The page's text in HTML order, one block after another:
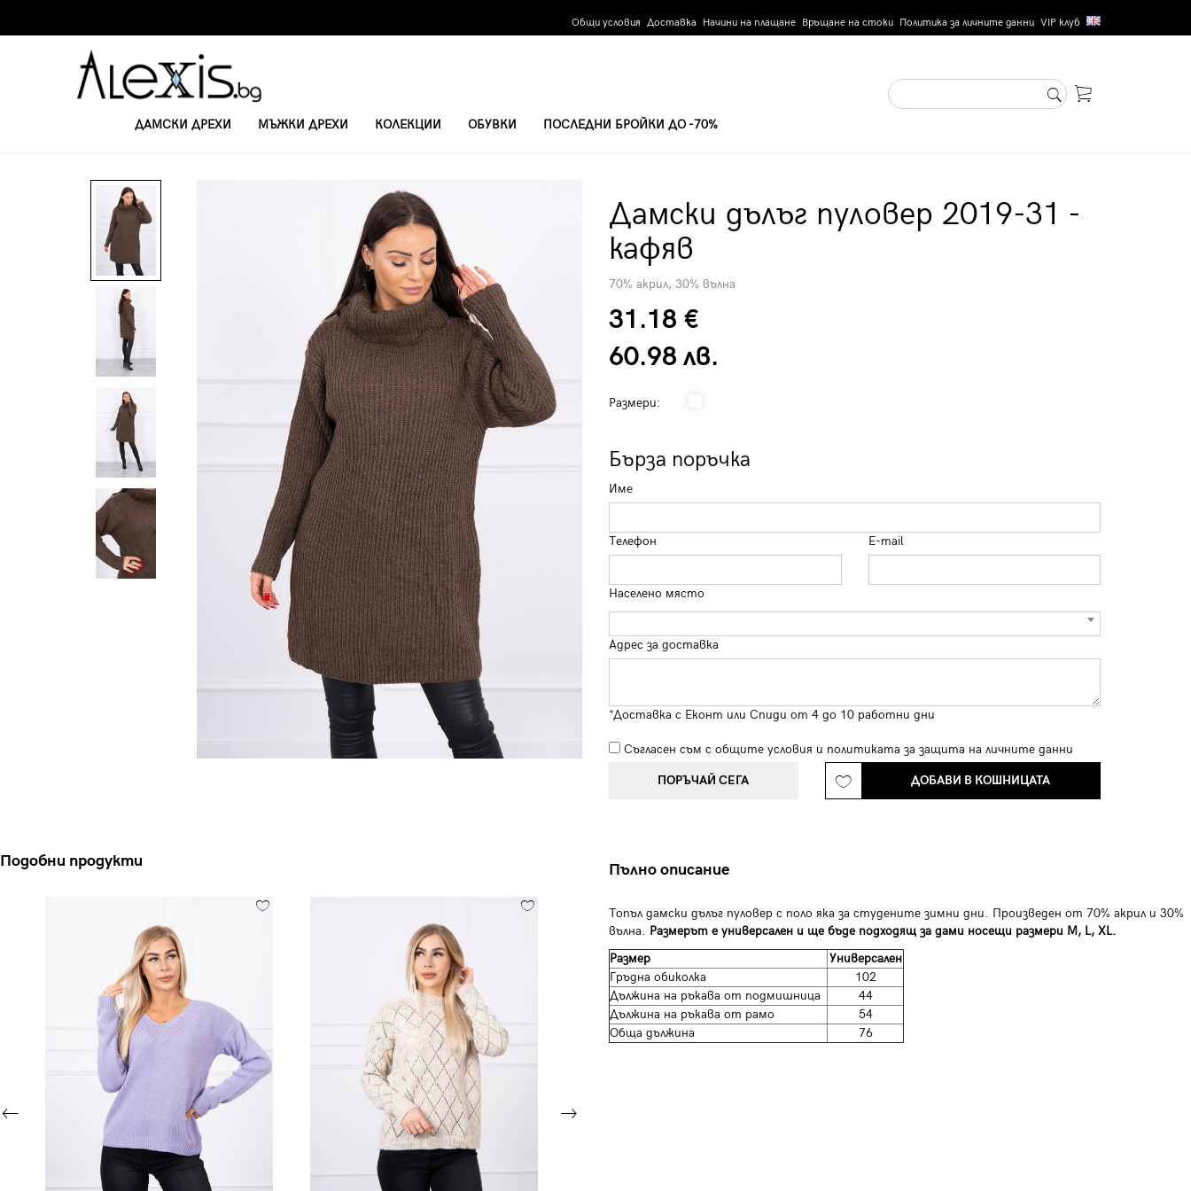
Общи условия Доставка Начини на плащане Връщане на стоки Политика за личните данни VIP клуб
ДАМСКИ ДРЕХИ МЪЖКИ ДРЕХИ КОЛЕКЦИИ ОБУВКИ ПОСЛЕДНИ БРОЙКИ ДО -70%
Дамски дълъг пуловер 2019-31 -
кафяв
70% акрил, 30% вълна
31.18 €
60.98 лв.
Размери:
Бърза поръчка
Име
Телефон E-mail
Населено място
Адрес за доставка
*Доставка с Еконт или Спиди от 4 до 10 работни дни
Съгласен съм с общите условия и политиката за защита на личните данни
ПОРЪЧАЙ СЕГА ДОБАВИ В КОШНИЦАТА
Подобни продукти Пълно описание
Топъл дамски дълъг пуловер с поло яка за студените зимни дни. Произведен от 70% акрил и 30%
вълна. Размерът е универсален и ще бъде подходящ за дами носещи размери M, L, XL.
Размер
Универсален
Гръдна обиколка
102
Дължина на ръкава от подмишница
44
Дължина на ръкава от рамо
54
Обща дължина
76